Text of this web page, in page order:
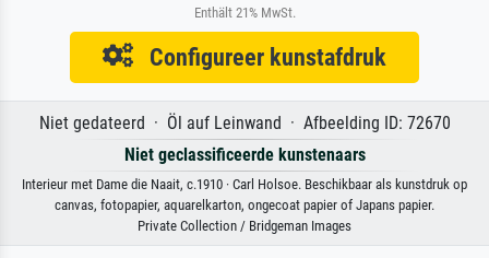
Enthält 21% MwSt.
Configureer kunstafdruk
Niet gedateerd · Öl auf Leinwand · Afbeelding ID: 72670
Niet geclassificeerde kunstenaars
Interieur met Dame die Naait, c.1910 · Carl Holsoe. Beschikbaar als kunstdruk op
canvas, fotopapier, aquarelkarton, ongecoat papier of Japans papier.
Private Collection / Bridgeman Images